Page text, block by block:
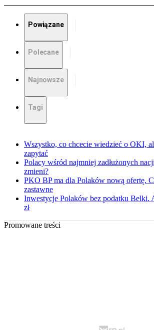
Powiązane
Polecane
Najnowsze
Tagi
Wszystko, co chcecie wiedzieć o OKI,
zapytać
Polacy wśród najmniej zadłużonych
zmieni?
PKO BP ma dla Polaków nową ofertę.
zastawne
Inwestycje Polaków bez podatku Belki.
zł
Promowane treści